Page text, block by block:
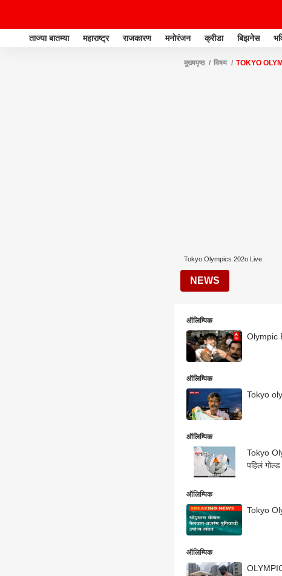
ताज्या बातम्या महाराष्ट्र राजकारण मनोरंजन क्रीडा बिझनेस
मुख्यपृष्ठ विषय TOKYO
Tokyo Olympics 202o Live
NEWS
ऑलिम्पिक
Olympic
ऑलिम्पिक
Tokyo
ऑलिम्पिक
Tokyo Olympics 2020 LIVE : नीरज
पहिलं
ऑलिम्पिक
Tokyo
ऑलिम्पिक